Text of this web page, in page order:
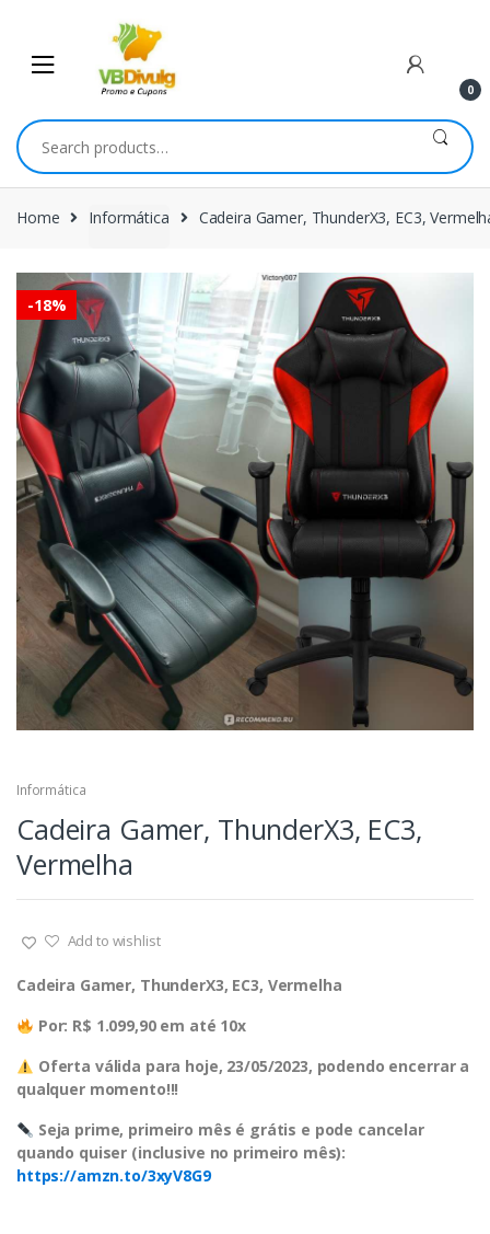
navigation
content
0
Search
for:
Home Informática Cadeira Gamer, ThunderX3, EC3,
-18%
Informática
Cadeira Gamer, ThunderX3, EC3,
Vermelha
Add to wishlist
Cadeira Gamer, ThunderX3, EC3, Vermelha
Por: R$ 1.099,90 em até 10x
Oferta válida para hoje, 23/05/2023, podendo encerrar a
qualquer momento!!!
Seja prime, primeiro mês é grátis e pode cancelar
quando quiser (inclusive no primeiro mês):
https://amzn.to/3xyV8G9